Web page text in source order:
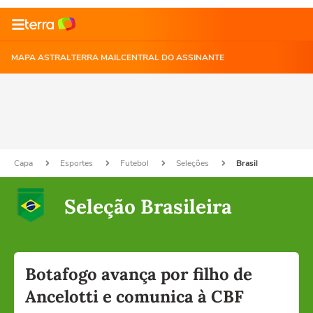
MAPA ASTRALTERRA MAILCENTRAL DO ASSINANTE
Capa Esportes Futebol Seleções Brasil
Seleção Brasileira
Botafogo avança por filho de
Ancelotti e comunica à CBF